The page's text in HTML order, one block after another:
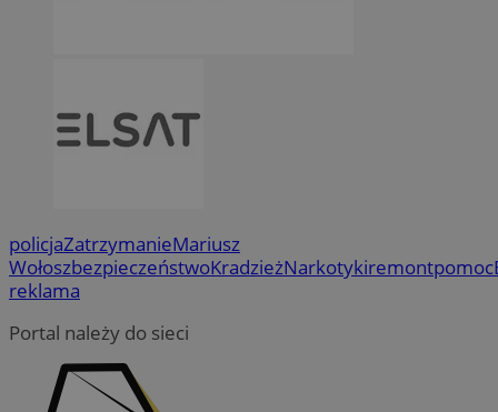
policjaZatrzymanieMariusz
WołoszbezpieczeństwoKradzieżNarkotykiremontpomoc
reklama
Portal należy do sieci